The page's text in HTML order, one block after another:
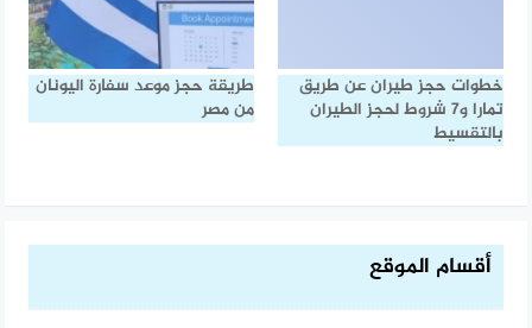
خطوات حجز طيران عن طريق
تمارا و7 شروط لحجز الطيران
بالتقسيط
طريقة حجز موعد سفارة اليونان​
من مصر
أقسام الموقع